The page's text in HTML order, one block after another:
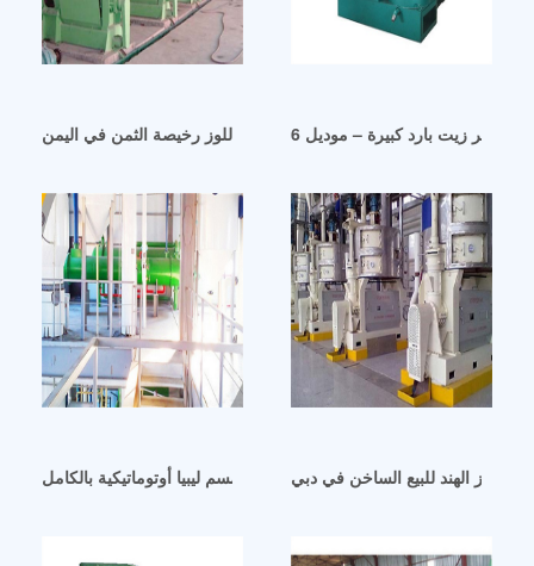
ماكينة صنع زيت اللوز رخيصة الثمن في اليمن
آلة عصر زيت السمسم ليبيا أوتوماتيكية بالكاملجوز الهند للبيع الساخن في دبي